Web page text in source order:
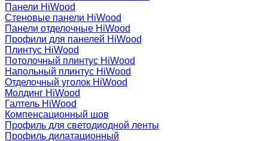
Панели HiWood
Стеновые панели HiWood
Панели отделочные HiWood
Профили для панелей HiWood
Плинтус HiWood
Потолочный плинтус HiWood
Напольный плинтус HiWood
Отделочный уголок HiWood
Молдинг HiWood
Галтель HiWood
Компенсационный шов
Профиль для светодиодной ленты
Профиль дилатационный